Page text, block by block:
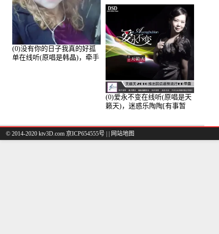
(0)没有你的日子我真的好孤
单在线听(原唱是韩晶)，牵手
的演唱点播:28043次
(0)爱永不变在线听(原唱是天
籁天)，迷惑乐陶陶[有事暂
© 2014-2020 ktv3D.com 京ICP654555号 | 网站地图